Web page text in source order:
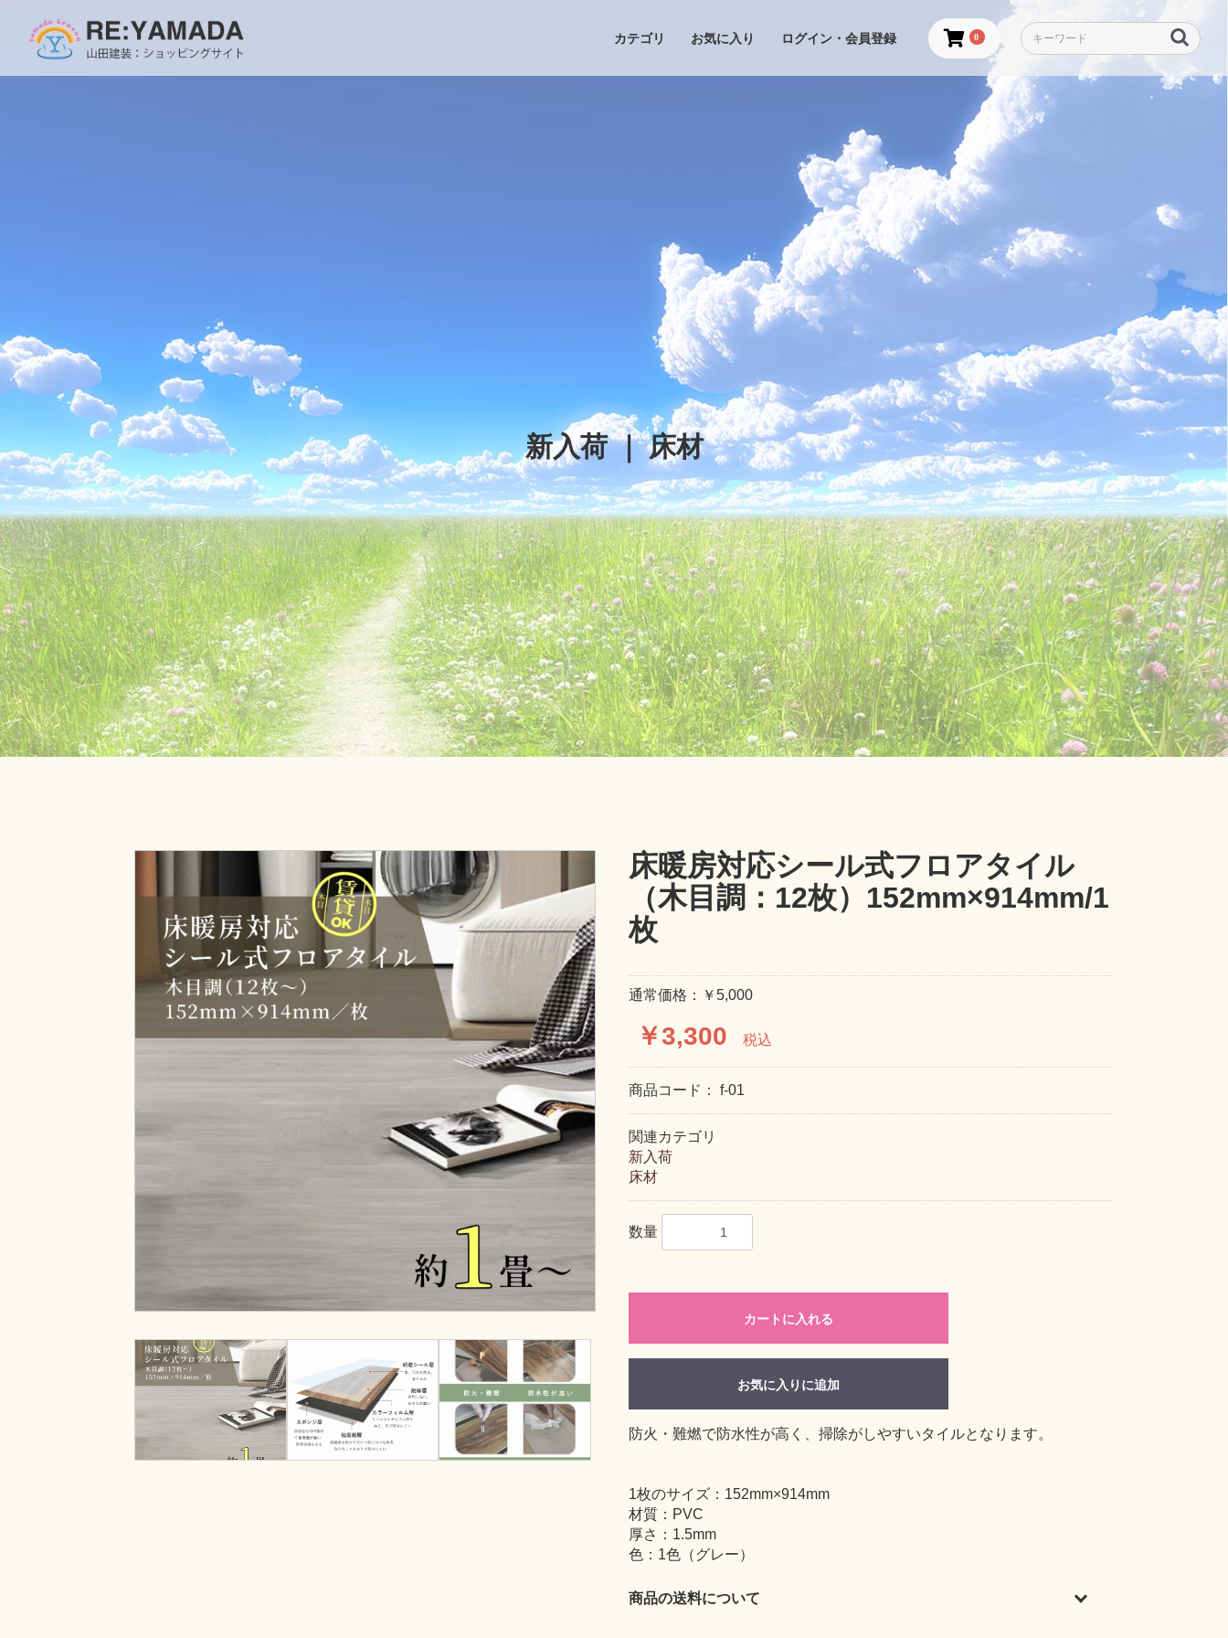
カテゴリ お気に入り ログイン・会員登録 0
新入荷 ｜ 床材
床暖房対応シール式フロアタイル
（木目調：12枚）152mm×914mm/1
枚
通常価格：￥5,000
￥3,300 税込
商品コード： f-01
関連カテゴリ
新入荷
床材
数量
カートに入れる
お気に入りに追加
防火・難燃で防水性が高く、掃除がしやすいタイルとなります。
1枚のサイズ：152mm×914mm
材質：PVC
厚さ：1.5mm
色：1色（グレー）
商品の送料について